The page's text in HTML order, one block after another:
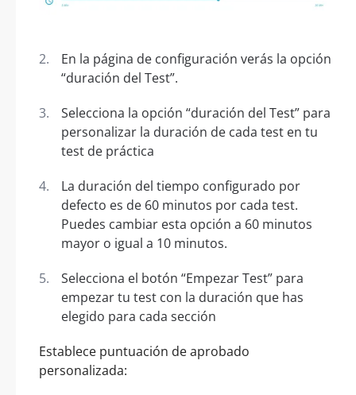
En la página de configuración verás la opción
“duración del Test”.
Selecciona la opción “duración del Test” para
personalizar la duración de cada test en tu
test de práctica
La duración del tiempo configurado por
defecto es de 60 minutos por cada test.
Puedes cambiar esta opción a 60 minutos
mayor o igual a 10 minutos.
Selecciona el botón “Empezar Test” para
empezar tu test con la duración que has
elegido para cada sección
Establece puntuación de aprobado
personalizada: